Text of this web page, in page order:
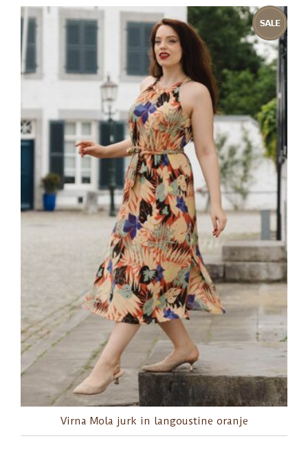
Virna Mola jurk in langoustine oranje